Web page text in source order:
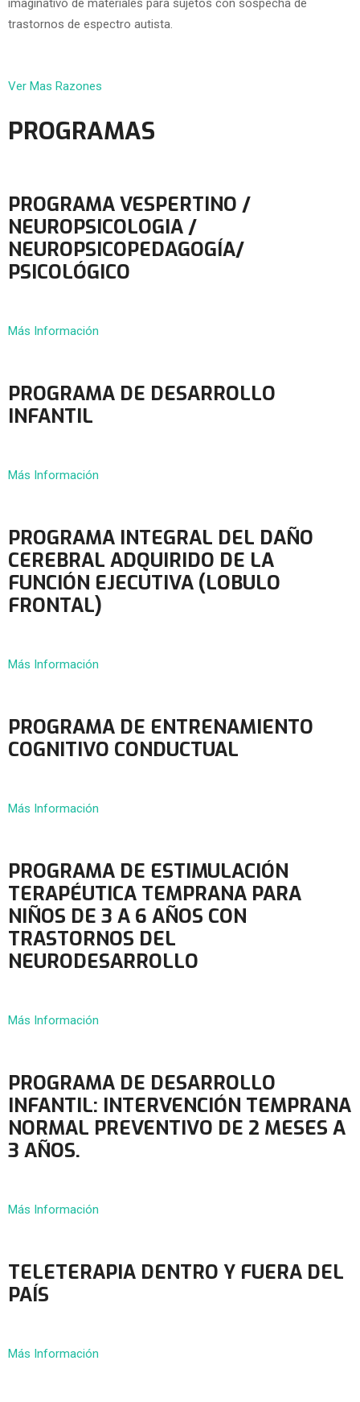
imaginativo de materiales para sujetos con sospecha de
trastornos de espectro autista.
Ver Mas Razones
PROGRAMAS
PROGRAMA VESPERTINO /
NEUROPSICOLOGIA /
NEUROPSICOPEDAGOGÍA/
PSICOLÓGICO
Más Información
PROGRAMA DE DESARROLLO
INFANTIL
Más Información
PROGRAMA INTEGRAL DEL DAÑO
CEREBRAL ADQUIRIDO DE LA
FUNCIÓN EJECUTIVA (LOBULO
FRONTAL)
Más Información
PROGRAMA DE ENTRENAMIENTO
COGNITIVO CONDUCTUAL
Más Información
PROGRAMA DE ESTIMULACIÓN
TERAPÉUTICA TEMPRANA PARA
NIÑOS DE 3 A 6 AÑOS CON
TRASTORNOS DEL
NEURODESARROLLO
Más Información
PROGRAMA DE DESARROLLO
INFANTIL: INTERVENCIÓN TEMPRANA
NORMAL PREVENTIVO DE 2 MESES A
3 AÑOS.
Más Información
TELETERAPIA DENTRO Y FUERA DEL
PAÍS
Más Información